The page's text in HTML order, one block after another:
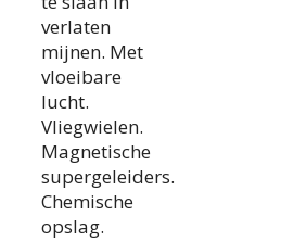
verlaten
mijnen. Met
vloeibare
lucht.
Vliegwielen.
Magnetische
supergeleiders.
Chemische
opslag.